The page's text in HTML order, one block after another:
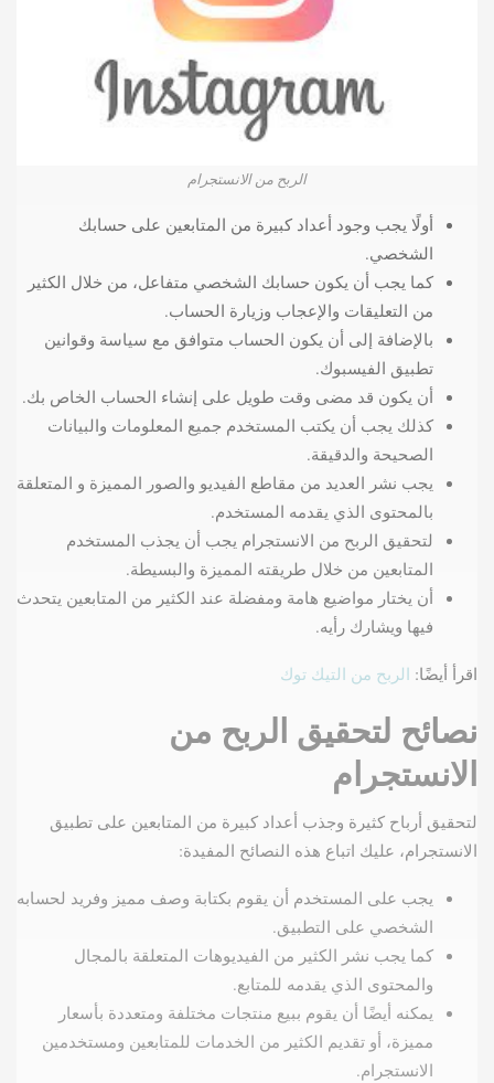
الربح من الانستجرام
أولًا يجب وجود أعداد كبيرة من المتابعين على حسابك
الشخصي.
كما يجب أن يكون حسابك الشخصي متفاعل، من خلال الكثير
من التعليقات والإعجاب وزيارة الحساب.
بالإضافة إلى أن يكون الحساب متوافق مع سياسة وقوانين
تطبيق الفيسبوك.
أن يكون قد مضى وقت طويل على إنشاء الحساب الخاص بك.
كذلك يجب أن يكتب المستخدم جميع المعلومات والبيانات
الصحيحة والدقيقة.
يجب نشر العديد من مقاطع الفيديو والصور المميزة و المتعلقة
بالمحتوى الذي يقدمه المستخدم.
لتحقيق الربح من الانستجرام يجب أن يجذب المستخدم
المتابعين من خلال طريقته المميزة والبسيطة.
أن يختار مواضيع هامة ومفضلة عند الكثير من المتابعين يتحدث
فيها ويشارك رأيه.
اقرأ أيضًا: الربح من التيك توك
نصائح لتحقيق الربح من
الانستجرام
لتحقيق أرباح كثيرة وجذب أعداد كبيرة من المتابعين على تطبيق
الانستجرام، عليك اتباع هذه النصائح المفيدة:
يجب على المستخدم أن يقوم بكتابة وصف مميز وفريد لحسابه
الشخصي على التطبيق.
كما يجب نشر الكثير من الفيديوهات المتعلقة بالمجال
والمحتوى الذي يقدمه للمتابع.
يمكنه أيضًا أن يقوم ببيع منتجات مختلفة ومتعددة بأسعار
مميزة، أو تقديم الكثير من الخدمات للمتابعين ومستخدمين
الانستجرام.